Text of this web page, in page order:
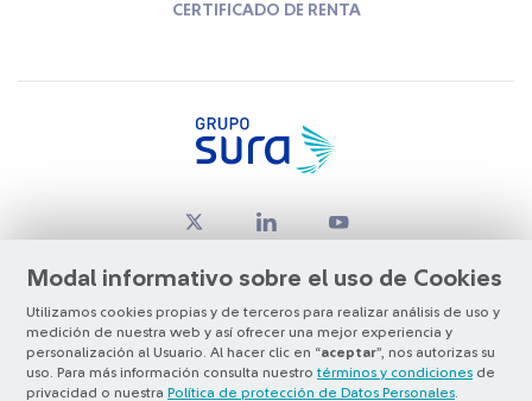
Modal informativo sobre el uso de Cookies
Utilizamos cookies propias y de terceros para realizar análisis de uso y
medición de nuestra web y así ofrecer una mejor experiencia y
personalización al Usuario. Al hacer clic en “aceptar”, nos autorizas su
uso. Para más información consulta nuestro términos y condiciones de
privacidad o nuestra Política de protección de Datos Personales
CERTIFICADO DE RENTA
© Copyright Grupo SURA 2026